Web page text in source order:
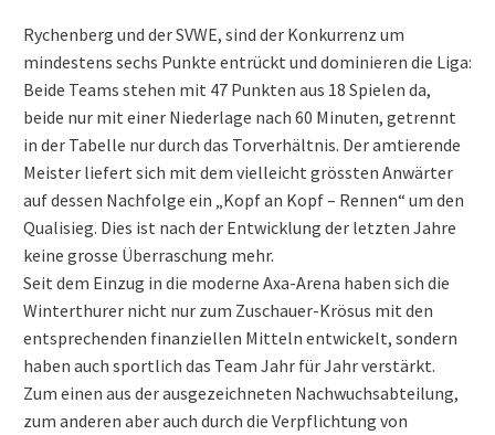
Rychenberg und der SVWE, sind der Konkurrenz um
mindestens sechs Punkte entrückt und dominieren die Liga:
Beide Teams stehen mit 47 Punkten aus 18 Spielen da,
beide nur mit einer Niederlage nach 60 Minuten, getrennt
in der Tabelle nur durch das Torverhältnis. Der amtierende
Meister liefert sich mit dem vielleicht grössten Anwärter
auf dessen Nachfolge ein „Kopf an Kopf – Rennen“ um den
Qualisieg. Dies ist nach der Entwicklung der letzten Jahre
keine grosse Überraschung mehr.
Seit dem Einzug in die moderne Axa-Arena haben sich die
Winterthurer nicht nur zum Zuschauer-Krösus mit den
entsprechenden finanziellen Mitteln entwickelt, sondern
haben auch sportlich das Team Jahr für Jahr verstärkt.
Zum einen aus der ausgezeichneten Nachwuchsabteilung,
zum anderen aber auch durch die Verpflichtung von